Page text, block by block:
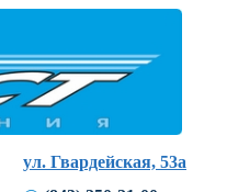
ул. Гвардейская, 53а